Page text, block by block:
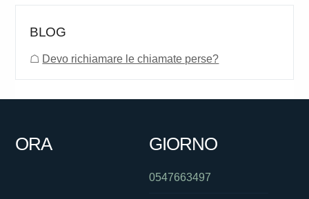
BLOG
☖ Devo richiamare le chiamate perse?
ORA GIORNO
0547663497